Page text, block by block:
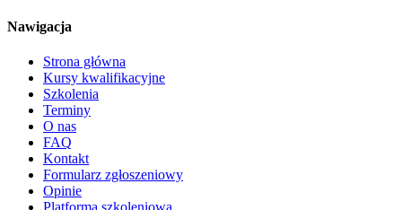
Nawigacja
Strona główna
Kursy kwalifikacyjne
Szkolenia
Terminy
O nas
FAQ
Kontakt
Formularz zgłoszeniowy
Opinie